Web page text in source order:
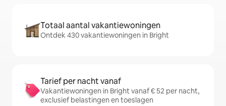
Totaal aantal vakantiewoningen
Ontdek 430 vakantiewoningen in Bright
Tarief per nacht vanaf
Vakantiewoningen in Bright vanaf € 52 per nacht,
exclusief belastingen en toeslagen